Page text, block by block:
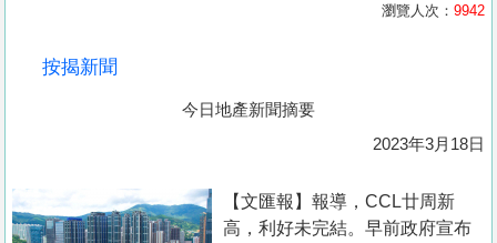
置
瀏覽人次： 9942
按揭新聞
今日地產新聞摘要
2023年3月18日
【文匯報】報導，CCL廿周新
高，利好未完結。早前政府宣布